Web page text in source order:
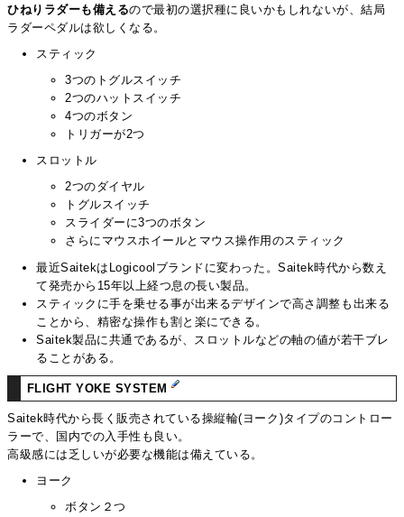
ひねりラダーも備えるので最初の選択種に良いかもしれないが、結局
ラダーペダルは欲しくなる。
スティック
3つのトグルスイッチ
2つのハットスイッチ
4つのボタン
トリガーが2つ
スロットル
2つのダイヤル
トグルスイッチ
スライダーに3つのボタン
さらにマウスホイールとマウス操作用のスティック
最近SaitekはLogicoolブランドに変わった。Saitek時代から数え
て発売から15年以上経つ息の長い製品。
スティックに手を乗せる事が出来るデザインで高さ調整も出来る
ことから、精密な操作も割と楽にできる。
Saitek製品に共通であるが、スロットルなどの軸の値が若干ブレ
ることがある。
FLIGHT YOKE SYSTEM
Saitek時代から長く販売されている操縦輪(ヨーク)タイプのコントロー
ラーで、国内での入手性も良い。
高級感には乏しいが必要な機能は備えている。
ヨーク
ボタン２つ